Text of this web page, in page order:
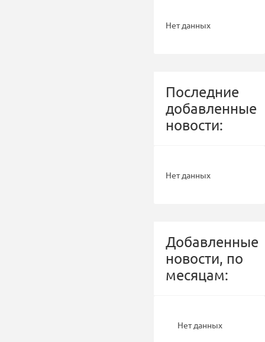
Нет данных
Последние
добавленные
новости:
Нет данных
Добавленные
новости, по
месяцам:
Нет данных